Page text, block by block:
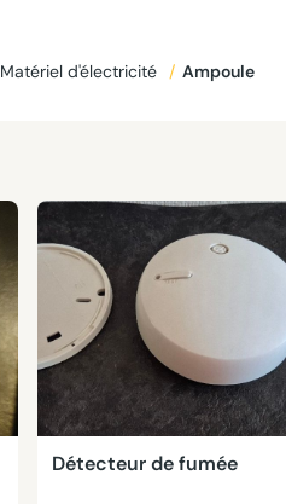
Matériel d'électricité / Ampoule
Détecteur de fumée